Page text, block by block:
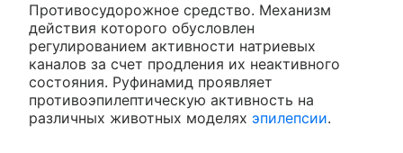
Противосудорожное средство. Механизм
действия которого обусловлен
регулированием активности натриевых
каналов за счет продления их неактивного
состояния. Руфинамид проявляет
противоэпилептическую активность на
различных животных моделях эпилепсии.